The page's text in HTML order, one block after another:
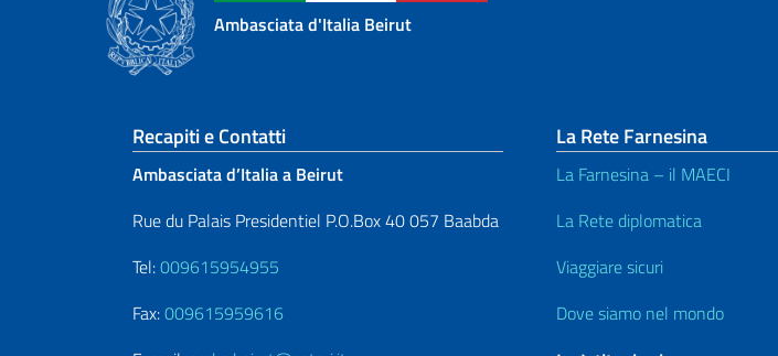
Ambasciata d'Italia Beirut
Sezione footer
Recapiti e Contatti
Ambasciata d’Italia a Beirut
Rue du Palais Presidentiel P.O.Box 40 057 Baabda
Tel:009615954955
Fax:009615959616
La Rete Farnesina
La Farnesina – il MAECI
La Rete diplomatica
Viaggiare sicuri
Dove siamo nel mondo